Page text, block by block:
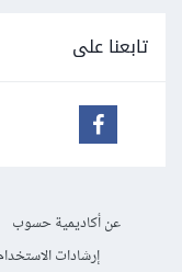
تابعنا على
عن أكاديمية حسوب
إرشادات الاستخدام